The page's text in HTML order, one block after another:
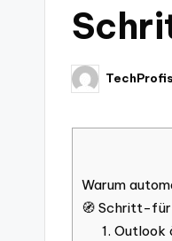
Posted
by
TechProfis
Warum
🧭 Schritt-
1. Outlook